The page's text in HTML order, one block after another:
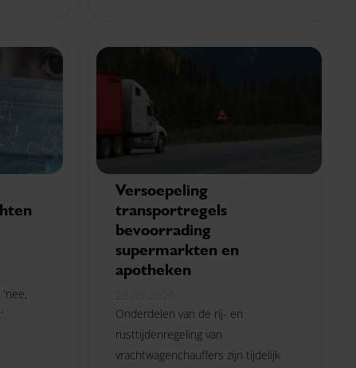
Versoepeling
transportregels
bevoorrading
supermarkten en
apotheken
Onderdelen van de rij- en
rusttijdenregeling van
vrachtwagenchauffers zijn tijdelijk